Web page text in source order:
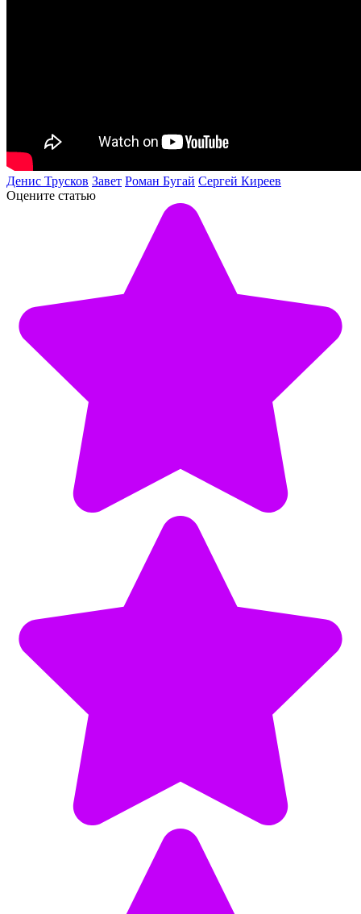
Денис Трусков Завет Роман Бугай Сергей Киреев
Оцените статью